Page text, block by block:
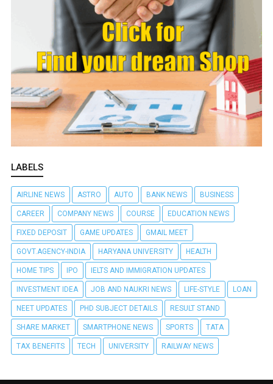
LABELS
AIRLINE NEWS ASTRO AUTO BANK NEWS BUSINESS
CAREER COMPANY NEWS COURSE EDUCATION NEWS
FIXED DEPOSIT GAME UPDATES GMAIL MEET
GOVT.AGENCY-INDIA HARYANA UNIVERSITY HEALTH
HOME TIPS IPO IELTS AND IMMIGRATION UPDATES
INVESTMENT IDEA JOB AND NAUKRI NEWS LIFE-STYLE LOAN
NEET UPDATES PHD SUBJECT DETAILS RESULT STAND
SHARE MARKET SMARTPHONE NEWS SPORTS TATA
TAX BENEFITS TECH UNIVERSITY RAILWAY NEWS